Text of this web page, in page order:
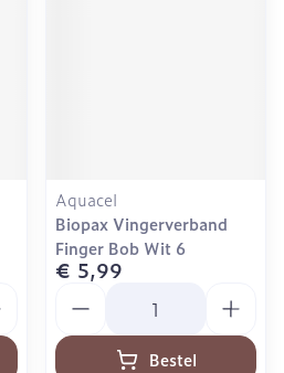
Aquacel
Biopax Vingerverband
Finger Bob Wit 6
€ 5,99
Bestel